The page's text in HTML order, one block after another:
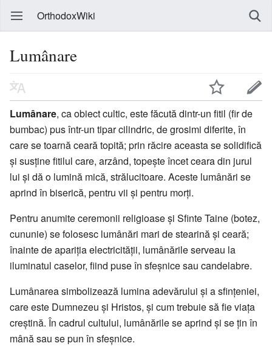
OrthodoxWiki
Lumânare
Lumânare, ca obiect cultic, este făcută dintr-un fitil (fir de
bumbac) pus într-un tipar cilindric, de grosimi diferite, în
care se toarnă ceară topită; prin răcire aceasta se solidifică
și susține fitilul care, arzând, topește încet ceara din jurul
lui și dă o lumină mică, strălucitoare. Aceste lumânări se
aprind în biserică, pentru vii și pentru morți.
Pentru anumite ceremonii religioase și Sfinte Taine (botez,
cununie) se folosesc lumânări mari de stearină și ceară;
înainte de apariția electricității, lumânările serveau la
iluminatul caselor, fiind puse în sfeșnice sau candelabre.
Lumânarea simbolizează lumina adevărului și a sfințeniei,
care este Dumnezeu și Hristos, și cum trebuie să fie viața
creștină. În cadrul cultului, lumânările se aprind și se țin în
mână sau se pun în sfeșnice.